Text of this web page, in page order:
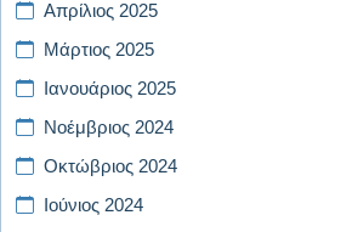
Απρίλιος 2025
Μάρτιος 2025
Ιανουάριος 2025
Νοέμβριος 2024
Οκτώβριος 2024
Ιούνιος 2024